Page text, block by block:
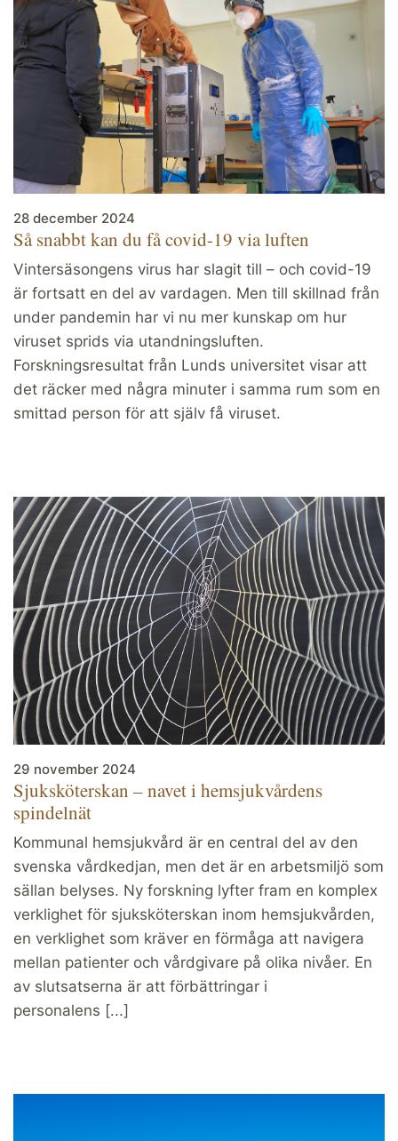
28 december 2024
Så snabbt kan du få covid-19 via luften
Vintersäsongens virus har slagit till – och covid-19
är fortsatt en del av vardagen. Men till skillnad från
under pandemin har vi nu mer kunskap om hur
viruset sprids via utandningsluften.
Forskningsresultat från Lunds universitet visar att
det räcker med några minuter i samma rum som en
smittad person för att själv få viruset.
29 november 2024
Sjuksköterskan – navet i hemsjukvårdens
spindelnät
Kommunal hemsjukvård är en central del av den
svenska vårdkedjan, men det är en arbetsmiljö som
sällan belyses. Ny forskning lyfter fram en komplex
verklighet för sjuksköterskan inom hemsjukvården,
en verklighet som kräver en förmåga att navigera
mellan patienter och vårdgivare på olika nivåer. En
av slutsatserna är att förbättringar i
personalens [...]